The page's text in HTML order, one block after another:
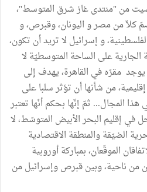
من "منتدى غاز شرق المتوسط"،
سنة 2019، وضمّ كلاّ من مصر و اليونان، وقبرص، و
و إسرائيل لا تريد أن تكون،
الجارية على الساحة المتوسطيّة لا
يوجد مقرّه في القاهرة، يهدف إلى
من شأنها أن تؤثر سلبا على
هذا المجال... ثمّ إنّها بحكم أنّها تعتبر
إقليم البحر الأبيض المتوسّط، لا
الضيّقة والمنطقة الاقتصادية
الموقّعان، بمباركة أوروبية
من ناحية، وبين قبرص وإسرائيل من